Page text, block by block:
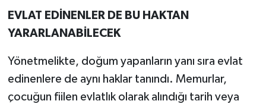
EVLAT EDİNENLER DE BU HAKTAN
YARARLANABİLECEK
Yönetmelikte, doğum yapanların yanı sıra evlat
edinenlere de aynı haklar tanındı. Memurlar,
çocuğun fiilen evlatlık olarak alındığı tarih veya